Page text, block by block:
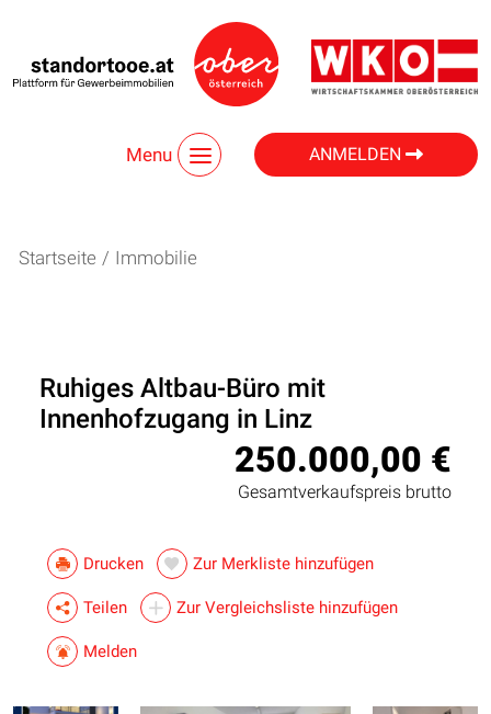
Menu ANMELDEN
Startseite / Immobilie
Ruhiges Altbau-Büro mit
Innenhofzugang in Linz
250.000,00 €
Gesamtverkaufspreis brutto
Drucken Zur Merkliste hinzufügen
Teilen Zur Vergleichsliste hinzufügen
Melden